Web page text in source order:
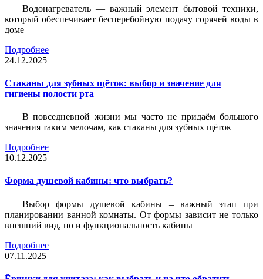
Водонагреватель — важный элемент бытовой техники,
который обеспечивает бесперебойную подачу горячей воды в
доме
Подробнее
24.12.2025
Стаканы для зубных щёток: выбор и значение для
гигиены полости рта
В повседневной жизни мы часто не придаём большого
значения таким мелочам, как стаканы для зубных щёток
Подробнее
10.12.2025
Форма душевой кабины: что выбрать?
Выбор формы душевой кабины – важный этап при
планировании ванной комнаты. От формы зависит не только
внешний вид, но и функциональность кабины
Подробнее
07.11.2025